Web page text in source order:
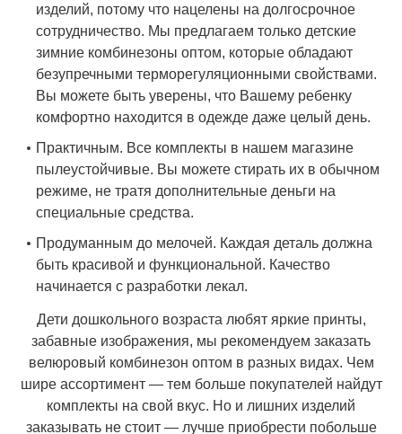
изделий, потому что нацелены на долгосрочное
сотрудничество. Мы предлагаем только детские
зимние комбинезоны оптом, которые обладают
безупречными терморегуляционными свойствами.
Вы можете быть уверены, что Вашему ребенку
комфортно находится в одежде даже целый день.
Практичным. Все комплекты в нашем магазине
пылеустойчивые. Вы можете стирать их в обычном
режиме, не тратя дополнительные деньги на
специальные средства.
Продуманным до мелочей. Каждая деталь должна
быть красивой и функциональной. Качество
начинается с разработки лекал.
Дети дошкольного возраста любят яркие принты,
забавные изображения, мы рекомендуем заказать
велюровый комбинезон оптом в разных видах. Чем
шире ассортимент — тем больше покупателей найдут
комплекты на свой вкус. Но и лишних изделий
заказывать не стоит — лучше приобрести побольше